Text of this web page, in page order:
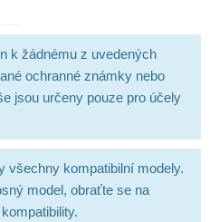
k žádnému z uvedených
ochranné známky nebo
jsou určeny pouze pro účely
všechny kompatibilní modely.
model, obraťte se na